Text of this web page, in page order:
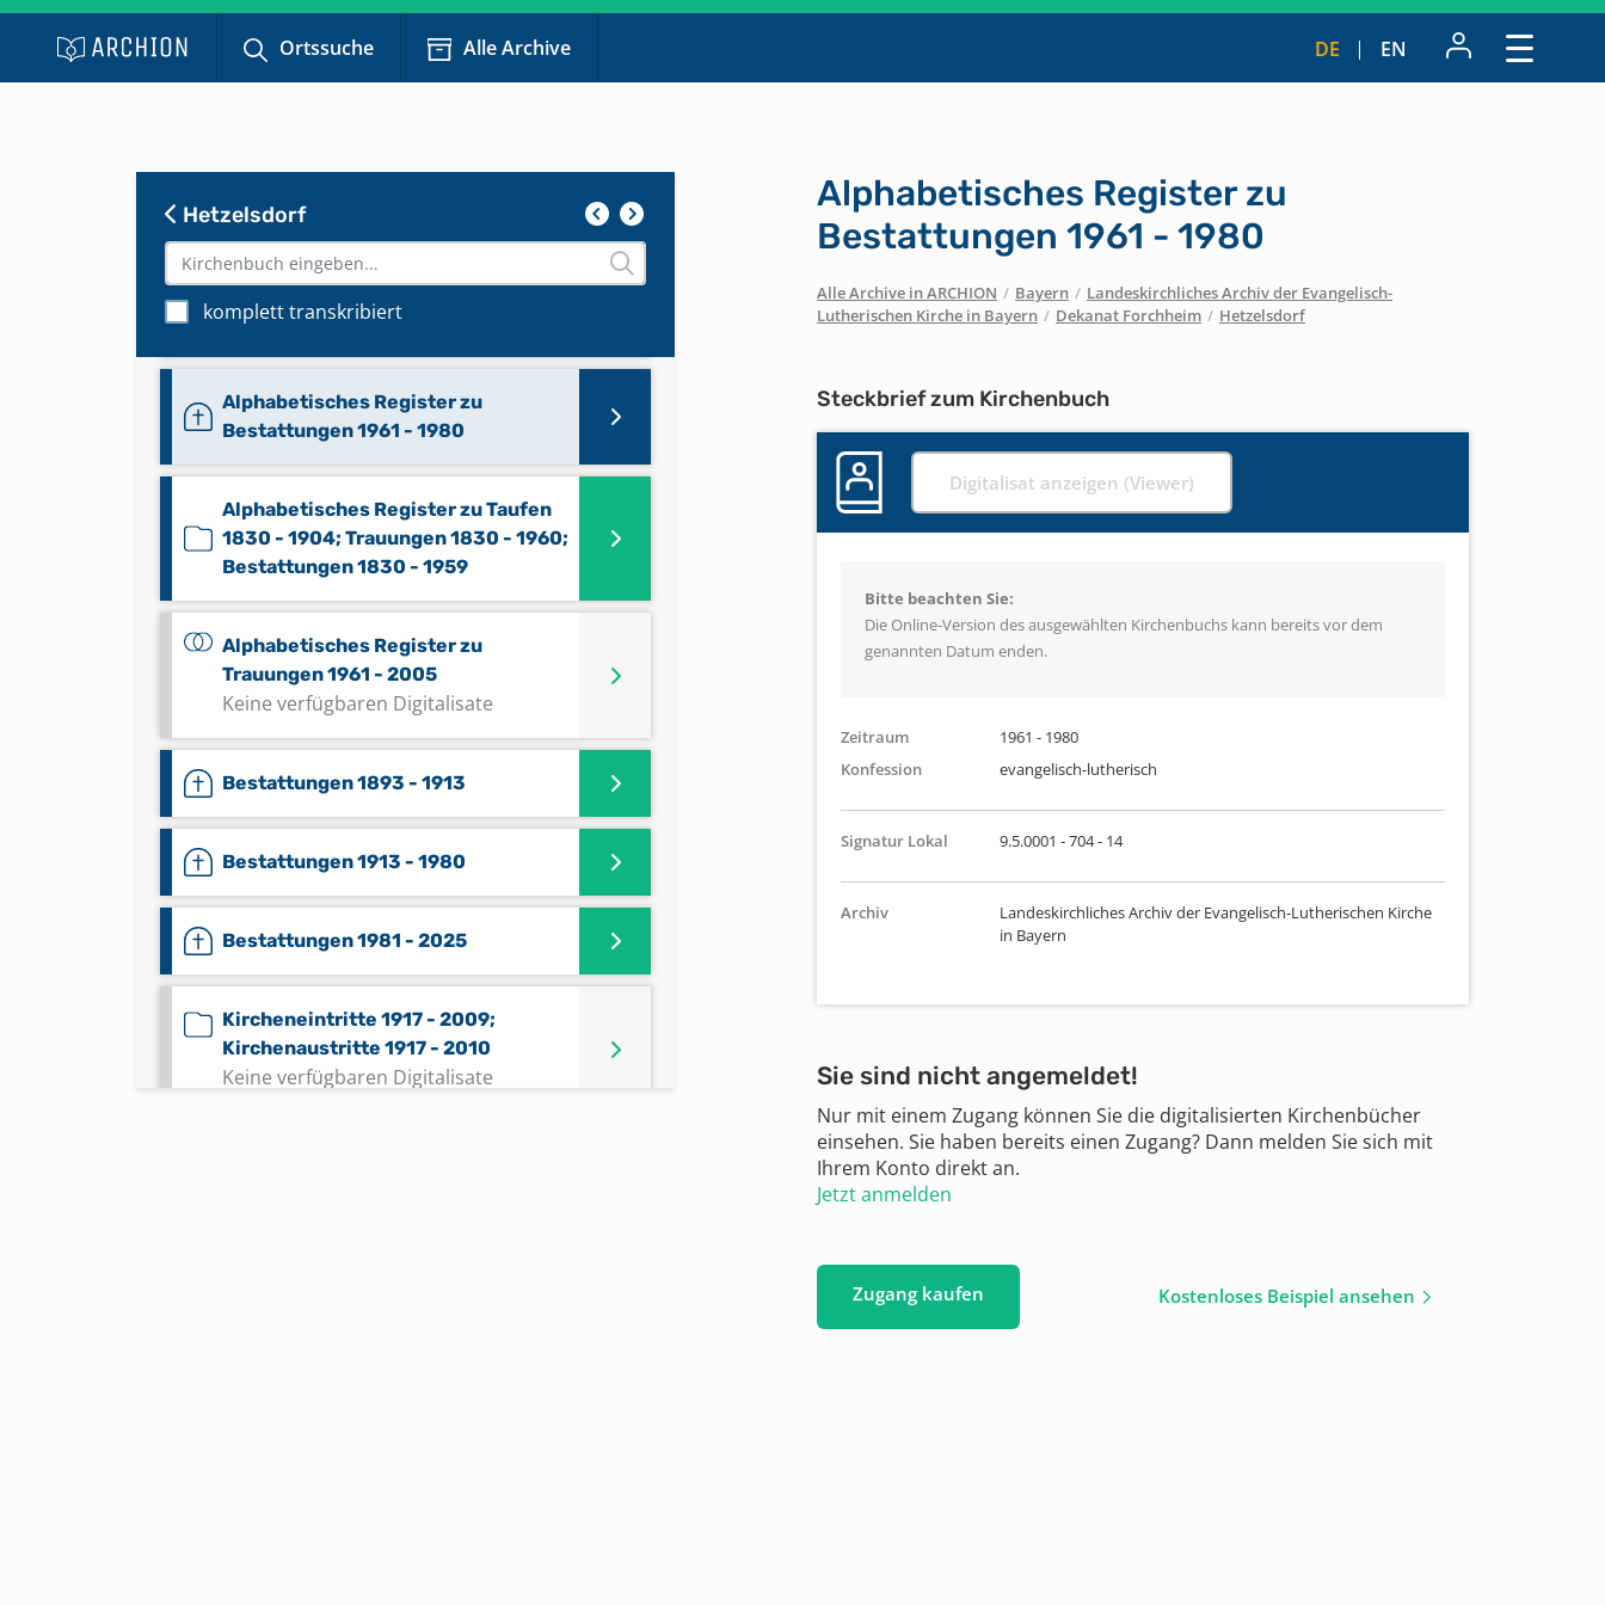
Ortssuche Alle Archive DE EN
Hetzelsdorf
komplett transkribiert
Keine verfügbaren Digitalisate
Abendmahl 1988 - 2005
Keine verfügbaren Digitalisate
Alphabetisches Register zu
Bestattungen 1961 - 1980
Alphabetisches Register zu Taufen
1830 - 1904; Trauungen 1830 - 1960;
Bestattungen 1830 - 1959
Alphabetisches Register zu
Trauungen 1961 - 2005
Keine verfügbaren Digitalisate
Bestattungen 1893 - 1913
Bestattungen 1913 - 1980
Bestattungen 1981 - 2025
Kircheneintritte 1917 - 2009;
Kirchenaustritte 1917 - 2010
Keine verfügbaren Digitalisate
Alphabetisches Register zu
Bestattungen 1961 - 1980
Alle Archive in ARCHION / Bayern / Landeskirchliches Archiv der Evangelisch-
Lutherischen Kirche in Bayern / Dekanat Forchheim / Hetzelsdorf
Steckbrief zum Kirchenbuch
Digitalisat anzeigen (Viewer)
Bitte beachten Sie:
Die Online-Version des ausgewählten Kirchenbuchs kann bereits vor dem
genannten Datum enden.
Zeitraum
1961 - 1980
Konfession
evangelisch-lutherisch
Signatur Lokal 9.5.0001 - 704 - 14
Archiv
Landeskirchliches Archiv der Evangelisch-Lutherischen Kirche
in Bayern
Sie sind nicht angemeldet!
Nur mit einem Zugang können Sie die digitalisierten Kirchenbücher
einsehen. Sie haben bereits einen Zugang? Dann melden Sie sich mit
Ihrem Konto direkt an.
Jetzt anmelden
Zugang kaufen Kostenloses Beispiel ansehen